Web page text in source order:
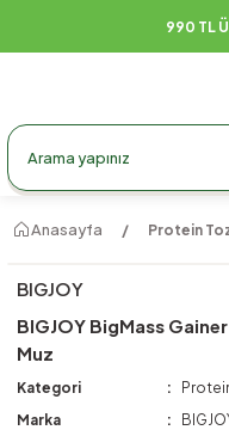
990 TL
Anasayfa Protein
BIGJOY
BIGJOY BigMass
Muz
Kategori
Marka